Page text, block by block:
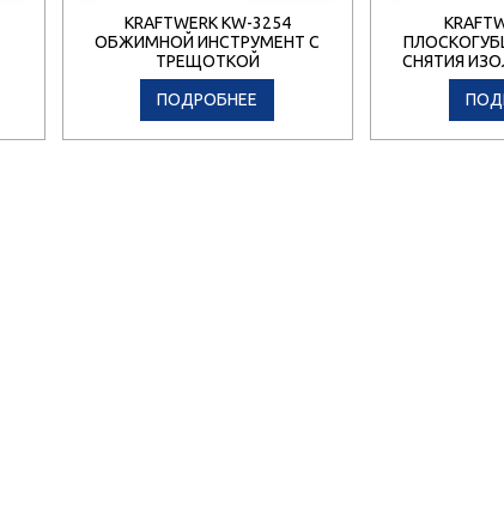
KRAFTWERK KW-3254
ОБЖИМНОЙ ИНСТРУМЕНТ С
ТРЕЩОТКОЙ
ПОДРОБНЕЕ
СНЯТИЯ